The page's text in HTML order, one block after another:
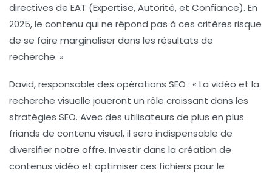
directives de EAT (Expertise, Autorité, et Confiance). En
2025, le contenu qui ne répond pas à ces critères risque
de se faire marginaliser dans les résultats de
recherche. »
David, responsable des opérations SEO : « La vidéo et la
recherche visuelle joueront un rôle croissant dans les
stratégies SEO. Avec des utilisateurs de plus en plus
friands de contenu visuel, il sera indispensable de
diversifier notre offre. Investir dans la création de
contenus vidéo et optimiser ces fichiers pour le